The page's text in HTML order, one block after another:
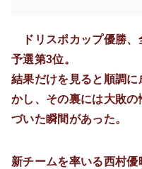
ドリスポカップ優勝
予選第3位。
結果だけを見ると順調
かし、その裏には大敗
づいた瞬間があった。
新チームを率いる西村